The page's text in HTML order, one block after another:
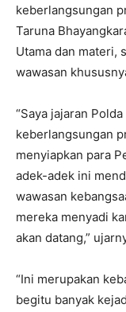
keberlangsungan
Taruna
Utama dan materi,
wawasan
“Saya jajaran
keberlangsungan
menyiapkan para
adek-adek ini
wawasan
mereka menyadi
akan datang,”
“Ini merupakan
begitu banyak